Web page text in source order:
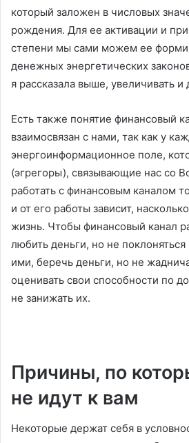
который заложен в числовых
рождения. Для ее активации и
степени мы сами можем ее
денежных энергетических
я рассказала выше, увеличивать
Есть также понятие финансовый
взаимосвязан с нами, так как у
энергоинформационное поле,
(эгрегоры), связывающие нас со
работать с финансовым каналом
и от его работы зависит,
жизнь. Чтобы финансовый канал
любить деньги, но не
ими, беречь деньги, но не
оценивать свои способности по
не занижать их.
Причины, по
не идут к вам
Некоторые держат себя в